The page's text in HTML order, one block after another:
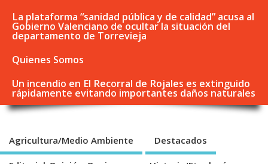
La plataforma “sanidad pública y de calidad” acusa al
Gobierno Valenciano de ocultar la situación del
departamento de Torrevieja
Quienes Somos
Un incendio en El Recorral de Rojales es extinguido
rápidamente evitando importantes daños naturales
Agricultura/Medio Ambiente Destacados